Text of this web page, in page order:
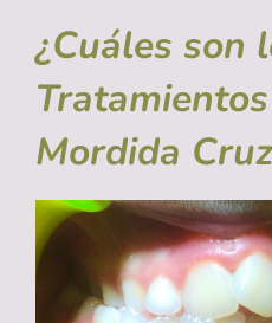
¿Cuáles son
Mordida